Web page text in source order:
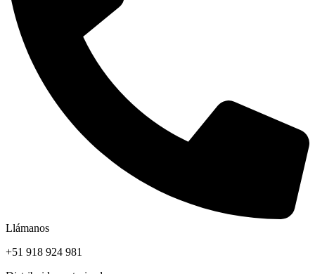
Llámanos
+51 918 924 981